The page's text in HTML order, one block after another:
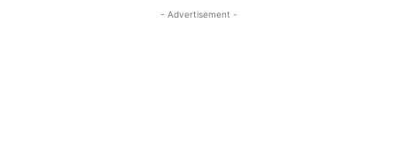
- Advertisement -